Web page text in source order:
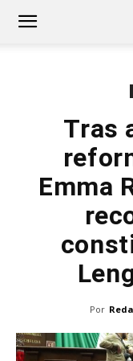
Tras
Emma
Por